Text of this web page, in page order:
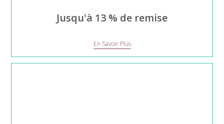
Jusqu'à 13 % de remise
En Savoir PlusPROMOSEJOURS